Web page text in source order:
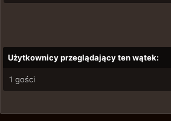
Użytkownicy przeglądający ten wątek:
1 gości